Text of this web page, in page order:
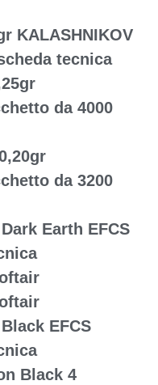
KALASHNIKOV
tecnica
da 4000
da 3200
Earth EFCS
EFCS
Black 4